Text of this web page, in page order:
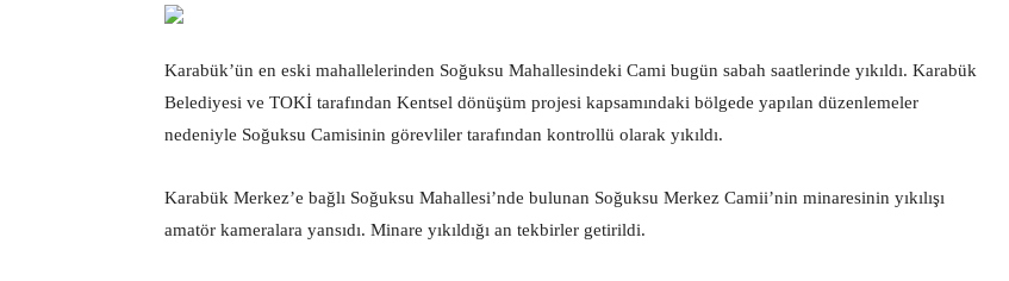
Karabük’ün en eski mahallelerinden Soğuksu Mahallesindeki Cami bugün sabah saatlerinde yıkıldı. Karabük
Belediyesi ve TOKİ tarafından Kentsel dönüşüm projesi kapsamındaki bölgede yapılan düzenlemeler
nedeniyle Soğuksu Camisinin görevliler tarafından kontrollü olarak yıkıldı.
Karabük Merkez’e bağlı Soğuksu Mahallesi’nde bulunan Soğuksu Merkez Camii’nin minaresinin yıkılışı
amatör kameralara yansıdı. Minare yıkıldığı an tekbirler getirildi.